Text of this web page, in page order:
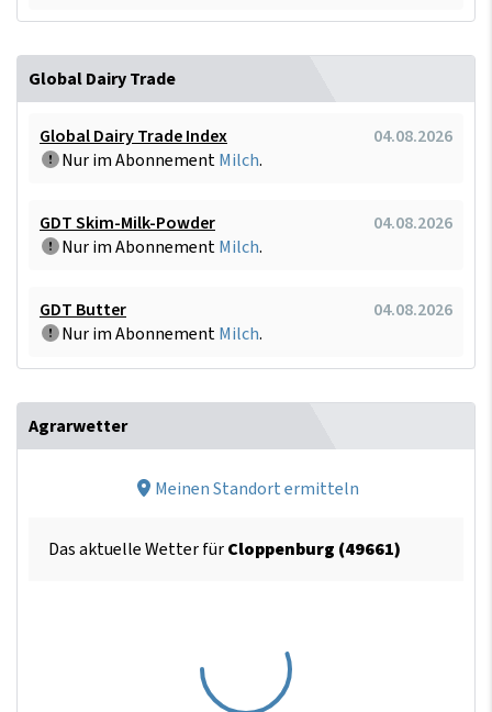
Global Dairy Trade
Global Dairy Trade Index
04.08.2026
Nur im AbonnementMilch.
GDT Skim-Milk-Powder
04.08.2026
Nur im AbonnementMilch.
GDT Butter
04.08.2026
Nur im AbonnementMilch.
Agrarwetter
Meinen Standort ermitteln
Das aktuelle Wetter fürCloppenburg (49661)